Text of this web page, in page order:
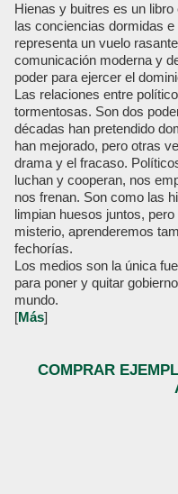
Hienas y buitres es un
las conciencias dormidas
representa un vuelo
comunicación moderna y
poder para ejercer el
Las relaciones entre
tormentosas. Son dos
décadas han pretendido
han mejorado, pero otras
drama y el fracaso.
luchan y cooperan, nos
nos frenan. Son como las
limpian huesos juntos,
misterio, aprenderemos
fechorías.
Los medios son la única
para poner y quitar
mundo.
[Más]
COMPRAR